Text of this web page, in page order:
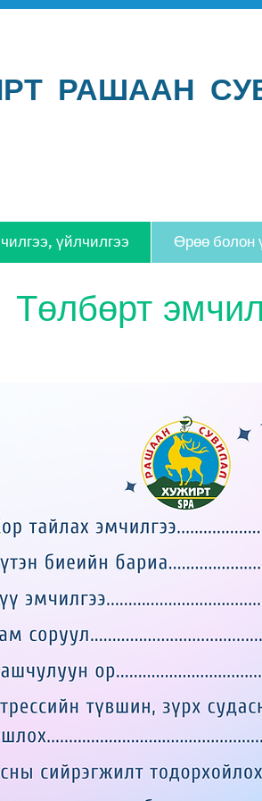
РАШААН
үйлчилгээ Өрөө болон
Төлбөрт